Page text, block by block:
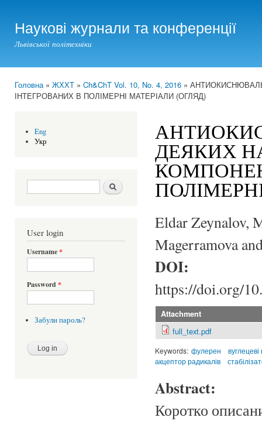
Наукові журнали та конференції
Львівської політехніки
You are here
Головна» ЖХХТ » Ch&ChT Vol. 10, No. 4, 2016 »
ІНТЕГРОВАНИХ В ПОЛІМЕРНІ МАТЕРІАЛИ (ОГЛЯД)
Eng
Укр
Search form Шукати
User login
Username*
Password *
Забули пароль?
ДЕЯКИХ
Eldar Zeynalov,
Magerramova
DOI:
https://doi.org/
Attachment
full_text.pdf
Keywords: фулерен
акцептор радикалів
Abstract:
Коротко